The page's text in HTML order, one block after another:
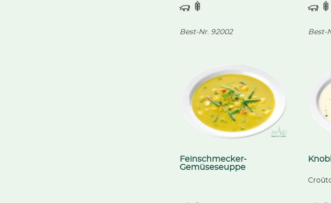
Best-Nr. 92002 Best-
Feinschmecker-
Gemüseseuppe